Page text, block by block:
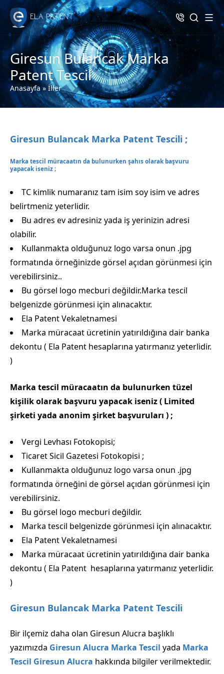
Giresun Bulancak Marka
Patent Tescil
Anasayfa»İller
Giresun Bulancak Marka Patent Tescili ;
Marka tescil müracaatın da bulunurken şahıs olarak başvuru
yapacak iseniz ;
TC kimlik numaranız tam isim soy isim ve adres
belirtmeniz yeterlidir.
Bu adres ev adresiniz yada iş yerinizin adresi
olabilir.
Kullanmakta olduğunuz logo varsa onun .jpg
formatında örneğinizde görsel açıdan görünmesi için
verebilirsiniz..
Bu görsel logo mecburi değildir.Marka tescil
belgenizde görünmesi için alınacaktır.
Ela Patent Vekaletnamesi
Marka müracaat ücretinin yatırıldığına dair banka
dekontu ( Ela Patent hesaplarına yatırmanız yeterlidir.
)
Marka tescil müracaatın da bulunurken tüzel
kişilik olarak başvuru yapacak iseniz ( Limited
şirketi yada anonim şirket başvuruları ) ;
Vergi Levhası Fotokopisi;
Ticaret Sicil Gazetesi Fotokopisi ;
Kullanmakta olduğunuz logo varsa onun .jpg
formatında örneğini de görsel açıdan görünmesi için
verebilirsiniz.
Bu görsel logo mecburi değildir.
Marka tescil belgenizde görünmesi için alınacaktır.
Ela Patent Vekaletnamesi
Marka müracaat ücretinin yatırıldığına dair banka
dekontu ( Ela Patent hesaplarına yatırmanız yeterlidir.
)
Giresun Bulancak Marka Patent Tescili
Bir ilçemiz daha olan Giresun Alucra başlıklı
yazımızda Giresun Alucra Marka Tescil yada Marka
Tescil Giresun Alucra hakkında bilgiler verilmektedir.